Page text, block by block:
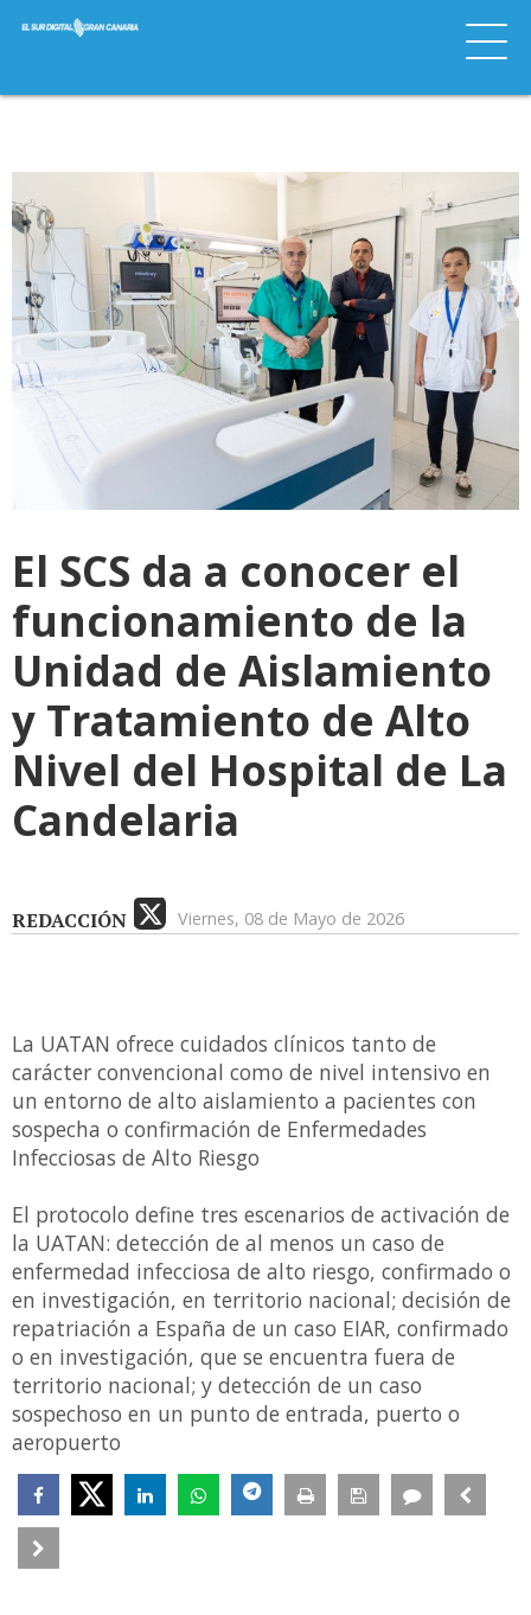
El SCS da a conocer el
funcionamiento de la
Unidad de Aislamiento
y Tratamiento de Alto
Nivel del Hospital de La
Candelaria
REDACCIÓN Viernes, 08 de Mayo de 2026
La UATAN ofrece cuidados clínicos tanto de
carácter convencional como de nivel intensivo en
un entorno de alto aislamiento a pacientes con
sospecha o confirmación de Enfermedades
Infecciosas de Alto Riesgo
El protocolo define tres escenarios de activación de
la UATAN: detección de al menos un caso de
enfermedad infecciosa de alto riesgo, confirmado o
en investigación, en territorio nacional; decisión de
repatriación a España de un caso EIAR, confirmado
o en investigación, que se encuentra fuera de
territorio nacional; y detección de un caso
sospechoso en un punto de entrada, puerto o
aeropuerto